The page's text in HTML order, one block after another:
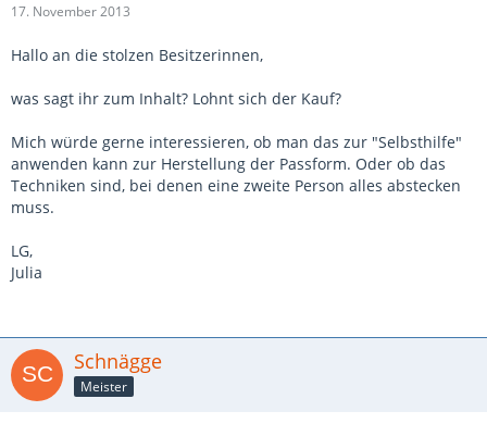
17. November 2013
Hallo an die stolzen Besitzerinnen,
was sagt ihr zum Inhalt? Lohnt sich der Kauf?
Mich würde gerne interessieren, ob man das zur "Selbsthilfe"
anwenden kann zur Herstellung der Passform. Oder ob das
Techniken sind, bei denen eine zweite Person alles abstecken
muss.
LG,
Julia
Schnägge
Meister